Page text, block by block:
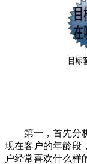
第一，首先分析
现在客户的年龄段
户经常喜欢什么样